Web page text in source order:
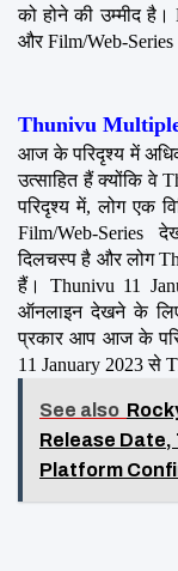
को होने की उम्मीद
और Film/Web-
Thunivu
आज के परिदृश्य में
उत्साहित हैं क्योंकि
परिदृश्य में, लोग एक
Film/Web-Series
दिलचस्प है और लोग
हैं। Thunivu 11
ऑनलाइन देखने के
प्रकार आप आज के
11 January 2023
See also
Release Date,
Platform